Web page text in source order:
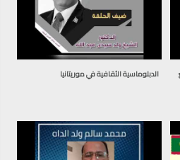
الدبلوماسية الثقافية في موريتانيا